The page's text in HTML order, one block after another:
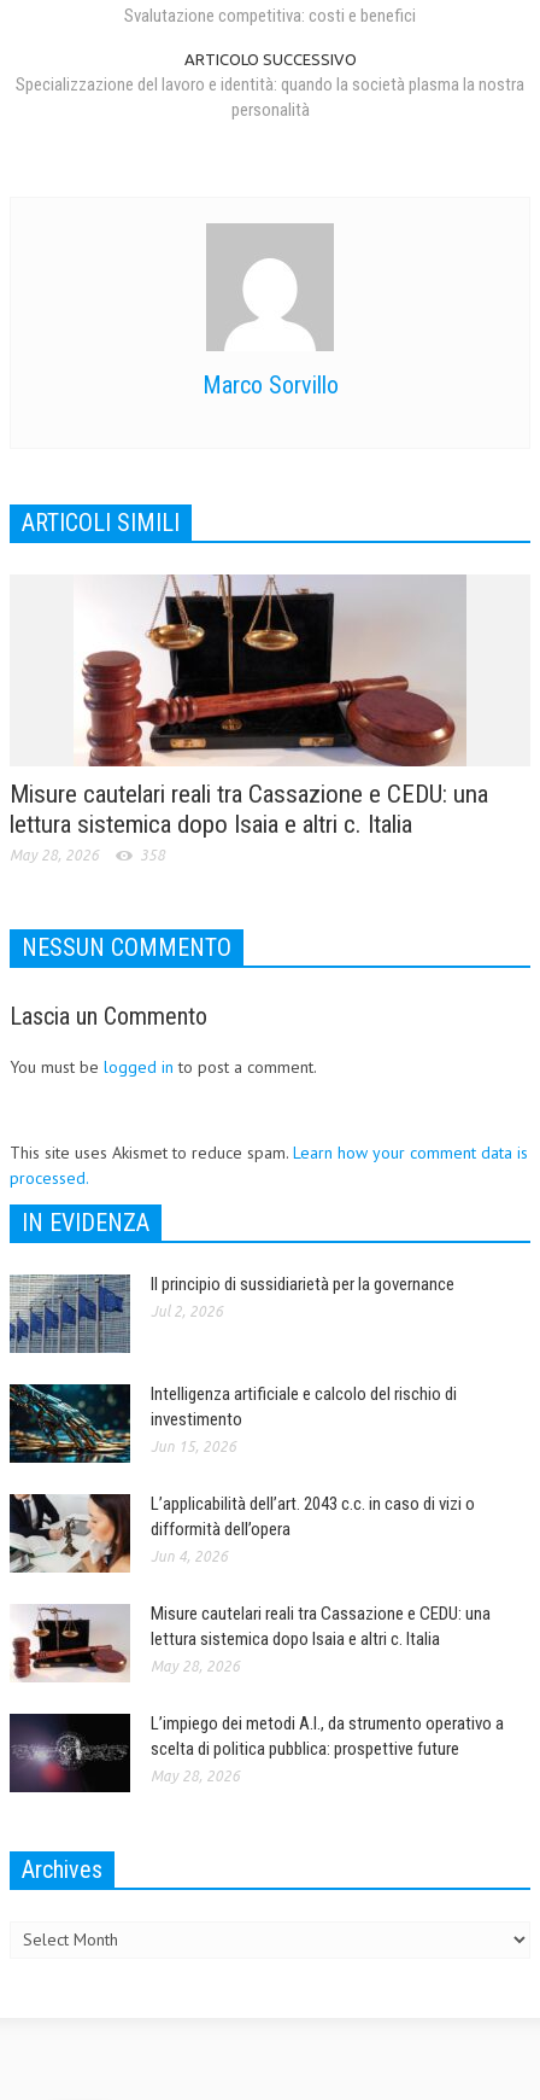
Svalutazione competitiva: costi e benefici
ARTICOLO SUCCESSIVO
Specializzazione del lavoro e identità: quando la società plasma la nostra
personalità
Marco Sorvillo
ARTICOLI SIMILI
Misure cautelari reali tra Cassazione e CEDU: una
lettura sistemica dopo Isaia e altri c. Italia
May 28, 2026 358
NESSUN COMMENTO
Lascia un Commento
You must be logged in to post a comment.
This site uses Akismet to reduce spam. Learn how your comment data is
processed.
IN EVIDENZA
Il principio di sussidiarietà per la governance
Jul 2, 2026
Intelligenza artificiale e calcolo del rischio di
investimento
Jun 15, 2026
L’applicabilità dell’art. 2043 c.c. in caso di vizi o
difformità dell’opera
Jun 4, 2026
Misure cautelari reali tra Cassazione e CEDU: una
lettura sistemica dopo Isaia e altri c. Italia
May 28, 2026
L’impiego dei metodi A.I., da strumento operativo a
scelta di politica pubblica: prospettive future
May 28, 2026
Archives